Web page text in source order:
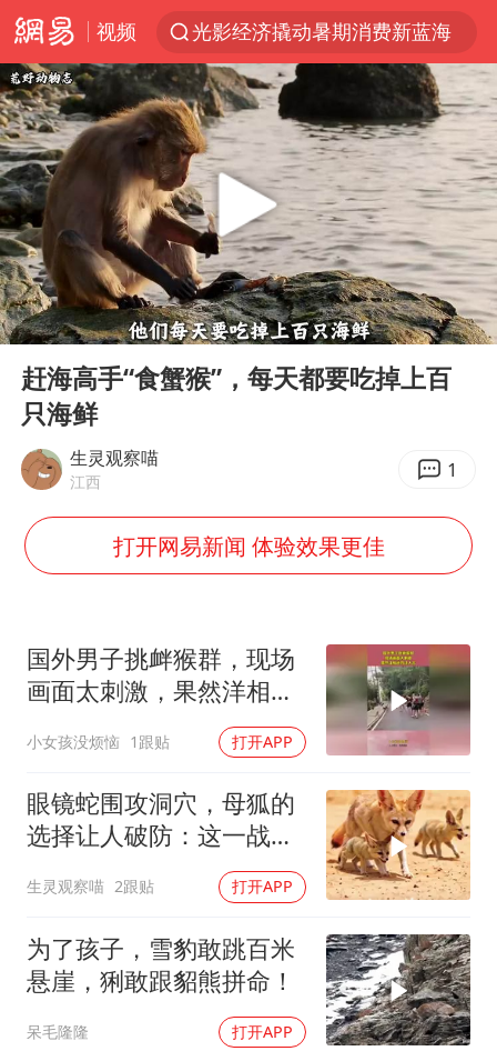
视频
光影经济撬动暑期消费新蓝海
新疆优化调整景区内自驾服务费
上四休三，但降薪1000元，你接受吗？
央视新主播李秋莹孙亚鹏亮相
情侣平潭拍日出坠崖1死1伤
老挝国会主席赛宋蓬逝世
黄金牛市回来了吗
茅台部分直营店飞天茅台提价
《欢迎来龙餐馆》口碑
白海豚将正面袭击贯穿浙江
杭州全市有序停课
商场现钱学森巨幅海报 负责人回应
乐享全民健身 共筑健康中国
Play
00:00 02:27
赶海高手“食蟹猴”，每天都要吃掉上百
只海鲜
生灵观察喵
江西 1
打开网易新闻 体验效果更佳
国外男子挑衅猴群，现场
画面太刺激，果然洋相还
小女孩没烦恼 1跟贴 打开APP
眼镜蛇围攻洞穴，母狐的
选择让人破防：这一战，
生灵观察喵 2跟贴 打开APP
为了孩子，雪豹敢跳百米
悬崖，猁敢跟貂熊拼命！
呆毛隆隆 打开APP